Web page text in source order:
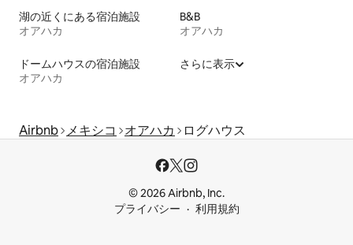
湖の近くにある宿泊施設
オアハカ
B&B
オアハカ
ドームハウスの宿泊施設
オアハカ
さらに表示
Airbnb メキシコ オアハカ ログハウス
© 2026 Airbnb, Inc.
プライバシー
利用規約